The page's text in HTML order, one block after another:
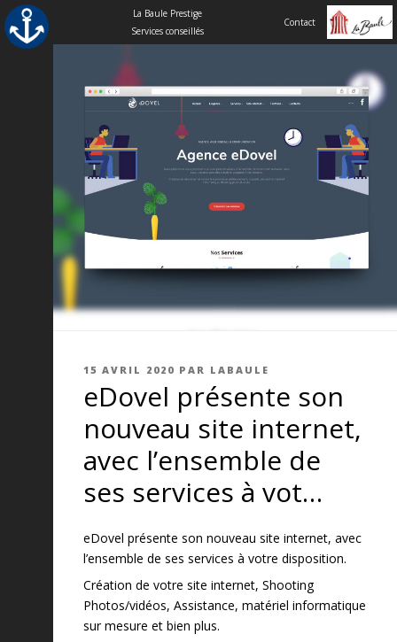
contenu
PUBLIÉ
15 AVRIL 2020 PAR LABAULE
eDovel présente son
nouveau site internet,
avec l’ensemble de
ses services à vot…
eDovel présente son nouveau site internet, avec
l’ensemble de ses services à votre disposition.
Création de votre site internet, Shooting
Photos/vidéos, Assistance, matériel informatique
sur mesure et bien plus.
La Baule Prestige
Services conseillés
Contact